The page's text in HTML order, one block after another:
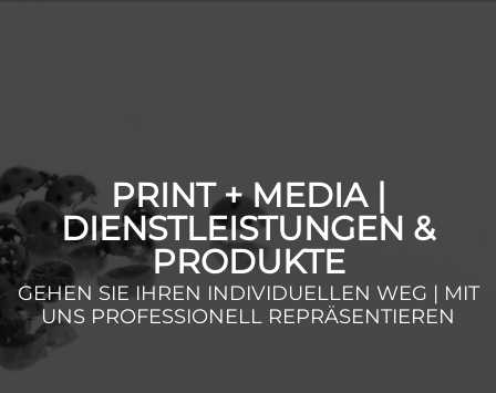
PRINT + MEDIA |
DIENSTLEISTUNGEN &
PRODUKTE
GEHEN SIE IHREN INDIVIDUELLEN WEG | MIT
UNS PROFESSIONELL REPRÄSENTIEREN